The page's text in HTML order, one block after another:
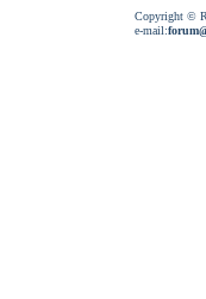
Copyright ©
e-mail: